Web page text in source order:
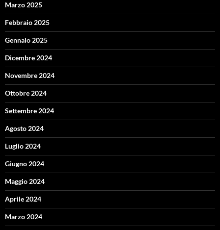
Marzo 2025
Febbraio 2025
Gennaio 2025
Dicembre 2024
Novembre 2024
Ottobre 2024
Settembre 2024
Agosto 2024
Luglio 2024
Giugno 2024
Maggio 2024
Aprile 2024
Marzo 2024